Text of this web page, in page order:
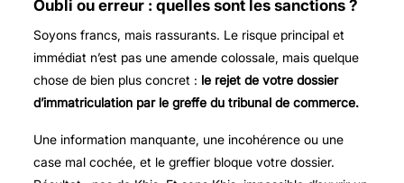
Oubli ou erreur : quelles sont les sanctions ?
Soyons francs, mais rassurants. Le risque principal et
immédiat n’est pas une amende colossale, mais quelque
chose de bien plus concret : le rejet de votre dossier
d’immatriculation par le greffe du tribunal de commerce.
Une information manquante, une incohérence ou une
case mal cochée, et le greffier bloque votre dossier.